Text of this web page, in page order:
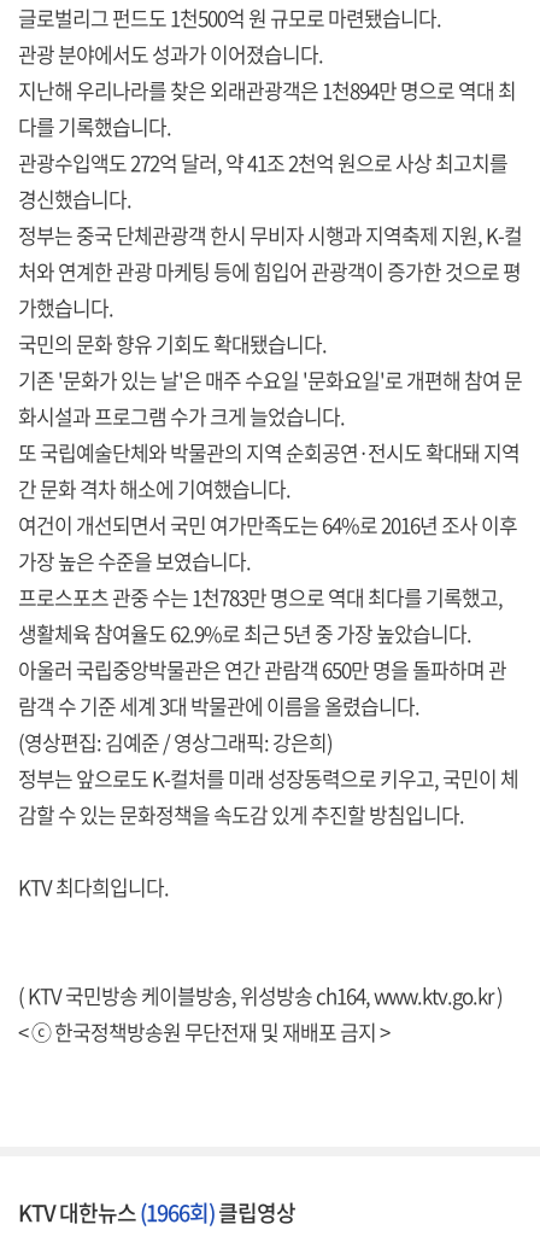
글로벌리그 펀드도 1천500억 원 규모로 마련됐습니다.
관광 분야에서도 성과가 이어졌습니다.
지난해 우리나라를 찾은 외래관광객은 1천894만 명으로 역대 최
다를 기록했습니다.
관광수입액도 272억 달러, 약 41조 2천억 원으로 사상 최고치를
경신했습니다.
정부는 중국 단체관광객 한시 무비자 시행과 지역축제 지원, K-컬
처와 연계한 관광 마케팅 등에 힘입어 관광객이 증가한 것으로 평
가했습니다.
국민의 문화 향유 기회도 확대됐습니다.
기존 '문화가 있는 날'은 매주 수요일 '문화요일'로 개편해 참여 문
화시설과 프로그램 수가 크게 늘었습니다.
또 국립예술단체와 박물관의 지역 순회공연·전시도 확대돼 지역
간 문화 격차 해소에 기여했습니다.
여건이 개선되면서 국민 여가만족도는 64%로 2016년 조사 이후
가장 높은 수준을 보였습니다.
프로스포츠 관중 수는 1천783만 명으로 역대 최다를 기록했고,
생활체육 참여율도 62.9%로 최근 5년 중 가장 높았습니다.
아울러 국립중앙박물관은 연간 관람객 650만 명을 돌파하며 관
람객 수 기준 세계 3대 박물관에 이름을 올렸습니다.
(영상편집: 김예준 / 영상그래픽: 강은희)
정부는 앞으로도 K-컬처를 미래 성장동력으로 키우고, 국민이 체
감할 수 있는 문화정책을 속도감 있게 추진할 방침입니다.
KTV 최다희입니다.
( KTV 국민방송 케이블방송, 위성방송 ch164,www.ktv.go.kr)
< ⓒ 한국정책방송원 무단전재 및 재배포 금지 >
KTV 대한뉴스(1966회)클립영상